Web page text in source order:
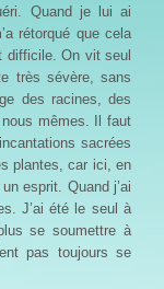
Quand je lui ai
rétorqué que cela
difficile. On vit seul
très sévère, sans
des racines, des
mêmes. Il faut
sacrées
plantes, car ici, en
esprit. Quand j’ai
J’ai été le seul à
se soumettre à
pas toujours se